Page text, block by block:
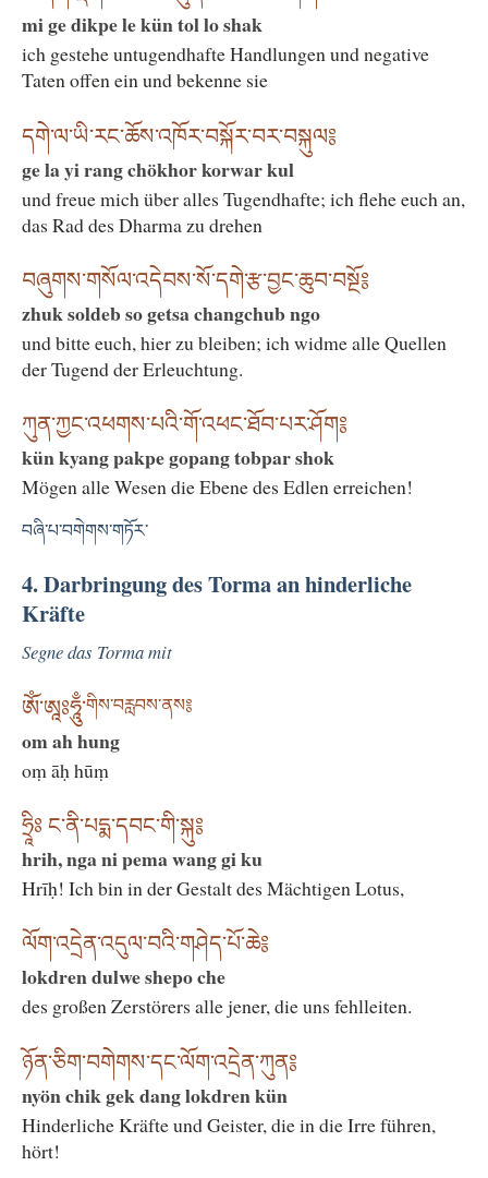
mi ge dikpe le kün tol lo shak
ich gestehe untugendhafte Handlungen und negative
Taten offen ein und bekenne sie
དགེ་ལ་ཡི་རང་ཆོས་འཁོར་བསྐོར་བར་བསྐུལ༔
ge la yi rang chökhor korwar kul
und freue mich über alles Tugendhafte; ich flehe euch an,
das Rad des Dharma zu drehen
བཞུགས་གསོལ་འདེབས་སོ་དགེ་རྩ་བྱང་ཆུབ་བསྔོ༔
zhuk soldeb so getsa changchub ngo
und bitte euch, hier zu bleiben; ich widme alle Quellen
der Tugend der Erleuchtung.
ཀུན་ཀྱང་འཕགས་པའི་གོ་འཕང་ཐོབ་པར་ཤོག༔
kün kyang pakpe gopang tobpar shok
Mögen alle Wesen die Ebene des Edlen erreichen!
བཞི་པ་བགེགས་གཏོར་
4. Darbringung des Torma an hinderliche
Kräfte
Segne das Torma mit
ཨོཾ་ཨཱཿཧཱུྃ་གིས་བརླབས་ནས༔
om ah hung
oṃ āḥ hūṃ
ཧྲཱིཿ ང་ནི་པདྨ་དབང་གི་སྐུ༔
hrih, nga ni pema wang gi ku
Hrīḥ! Ich bin in der Gestalt des Mächtigen Lotus,
ལོག་འདྲེན་འདུལ་བའི་གཤེད་པོ་ཆེ༔
lokdren dulwe shepo che
des großen Zerstörers alle jener, die uns fehlleiten.
ཉོན་ཅིག་བགེགས་དང་ལོག་འདྲེན་ཀུན༔
nyön chik gek dang lokdren kün
Hinderliche Kräfte und Geister, die in die Irre führen,
hört!